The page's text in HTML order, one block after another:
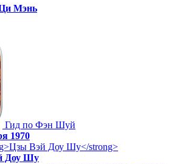
Мэнь
Гид по Фэн Шуй
1970
Доу Шу